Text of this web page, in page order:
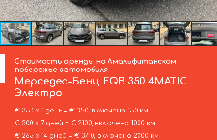
Стоимость аренды на Амальфитанском
побережье автомобиля
Мерседес-Бенц EQB 350 4MATIC
Электро
€ 350 х 1 день = € 350, включено 150 км
€ 300 х 7 дней = € 2100, включено 1000 км
€ 265 х 14 дней = € 3710, включено 2000 км